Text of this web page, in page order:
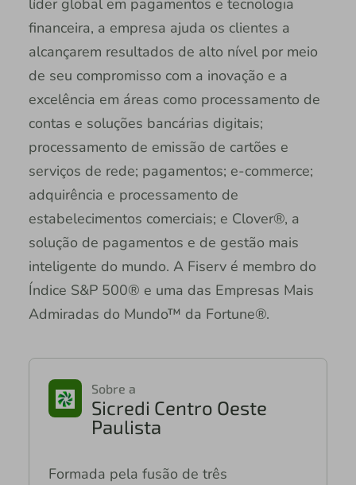
financeira, a empresa ajuda os clientes a
alcançarem resultados de alto nível por meio
de seu compromisso com a inovação e a
excelência em áreas como processamento de
contas e soluções bancárias digitais;
processamento de emissão de cartões e
serviços de rede; pagamentos; e-commerce;
adquirência e processamento de
estabelecimentos comerciais; e Clover®, a
solução de pagamentos e de gestão mais
inteligente do mundo. A Fiserv é membro do
Índice S&P 500® e uma das Empresas Mais
Admiradas do Mundo™ da Fortune®.
Sobre a
Sicredi Centro Oeste
Paulista
Formada pela fusão de três